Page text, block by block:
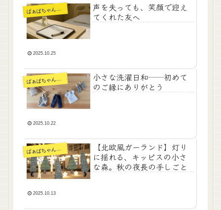
ばぁばちゃんの暮らし
声を失っても、笑顔で迎え
てくれた友へ
2025.10.25
ばぁばちゃんの手仕事
小さな洗濯日和──初めて
のご縁にありがとう
2025.10.22
ばぁばちゃんの手仕事
【北欧風ガーランド】灯り
に揺れる、キッピスの小さ
な森。秋の夜長の手しごと
2025.10.13